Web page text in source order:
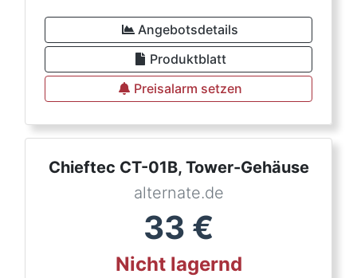
Angebotsdetails
Produktblatt
Preisalarm setzen
Chieftec CT-01B, Tower-Gehäuse
alternate.de
33 €
Nicht lagernd